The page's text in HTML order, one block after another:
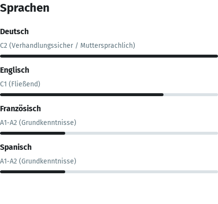
Sprachen
Deutsch
C2 (Verhandlungssicher / Muttersprachlich)
Englisch
C1 (Fließend)
Französisch
A1-A2 (Grundkenntnisse)
Spanisch
A1-A2 (Grundkenntnisse)